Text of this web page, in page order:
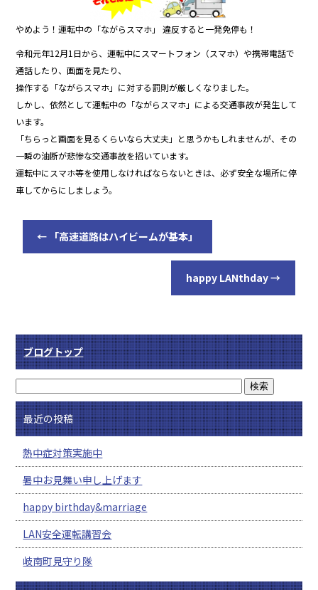
やめよう！運転中の「ながらスマホ」 違反すると一発免停も！
令和元年12月1日から、運転中にスマートフォン（スマホ）や携帯電話で
通話したり、画面を見たり、
操作する「ながらスマホ」に対する罰則が厳しくなりました。
しかし、依然として運転中の「ながらスマホ」による交通事故が発生して
います。
「ちらっと画面を見るくらいなら大丈夫」と思うかもしれませんが、その
一瞬の油断が悲惨な交通事故を招いています。
運転中にスマホ等を使用しなければならないときは、必ず安全な場所に停
車してからにしましょう。
← 「高速道路はハイビームが基本」
happy LANthday→
ブログトップ
最近の投稿
熱中症対策実施中
暑中お見舞い申し上げます
happy birthday&marriage
LAN安全運転講習会
岐南町見守り隊